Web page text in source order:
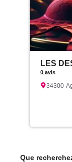
LES
0 avis
34300
Que